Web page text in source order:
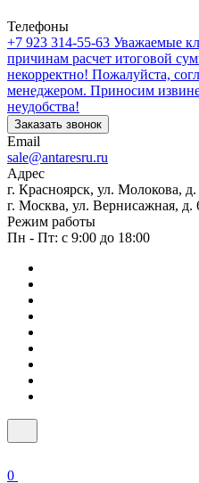
Телефоны
+7 923 314-55-63 Уважаемые
причинам расчет итоговой
некорректно! Пожалуйста,
менеджером. Приносим
неудобства!
Заказать звонок
Email
sale@antaresru.ru
Адрес
г. Красноярск, ул. Молокова, д.
г. Москва, ул. Вернисажная, д.
Режим работы
Пн - Пт: с 9:00 до 18:00
0